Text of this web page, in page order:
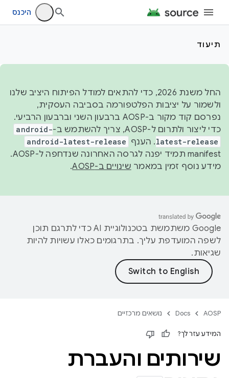
היכנס
תיעוד
החל משנת 2026, כדי להתאים למודל הפיתוח היציב שלנו
ולשמור על יציבות הפלטפורמה בסביבה העסקית,
נפרסם קוד מקור ב-AOSP ברבעון השני וברבעון הרביעי.
כדי ליצור ולתרום ל-AOSP, צריך להשתמש ב-
android-
latest-release. הענף android-latest-release
manifest תמיד יפנה לגרסה האחרונה שנדחפה ל-AOSP.
מידע נוסף זמין במאמר שינויים ב-AOSP .
‫Google משתמשת בטכנולוגיית AI כדי לתרגם תוכן
לשפה המועדפת עליך. בתרגומים כאלו עשויות להיות
שגיאות.
AOSP
Docs נושאים מרכזיים
המידע עזר לך?
שירותים והעברת